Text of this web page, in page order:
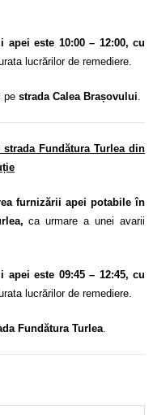
apei este 10:00 – 12:00, cu
lucrărilor de remediere.
pe strada Calea Brașovului.
Fundătura Turlea din
furnizării apei potabile în
ca urmare a unei avarii
apei este 09:45 – 12:45, cu
lucrărilor de remediere.
Fundătura Turlea